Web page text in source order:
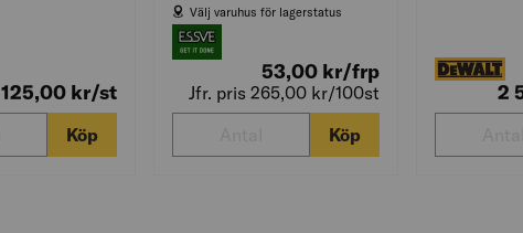
125,00 kr/st
Köp
Välj varuhus för lagerstatus
53,00 kr/frp
Jfr. pris 265,00 kr/100st
Köp
2